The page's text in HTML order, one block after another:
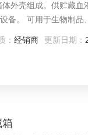
外壳组成。供贮藏血
备。 可用于生物制品
： 经销商 更新日期：